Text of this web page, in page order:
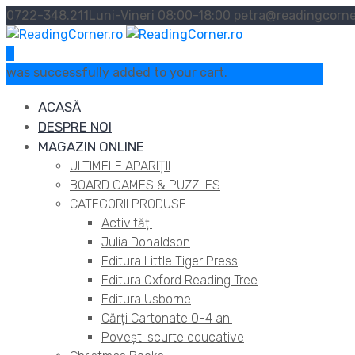
0722-348.211Luni-Vineri 08:00-18:00
was successfully added to your cart.
ACASĂ
DESPRE NOI
MAGAZIN ONLINE
ULTIMELE APARIȚII
BOARD GAMES & PUZZLES
CATEGORII PRODUSE
Activități
Julia Donaldson
Editura Little Tiger Press
Editura Oxford Reading Tree
Editura Usborne
Cărți Cartonate 0-4 ani
Povești scurte educative